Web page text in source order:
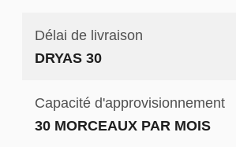
Délai de livraison
DRYAS 30
Capacité d'approvisionnement
30 MORCEAUX PAR MOIS